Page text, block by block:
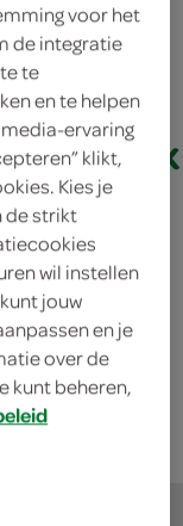
Dreft
toe en
artikel.
voor het
de integratie
te
en te helpen
ervaring
klikt,
Kies je
de strikt
wil instellen
jouw
en je
over de
kunt beheren,